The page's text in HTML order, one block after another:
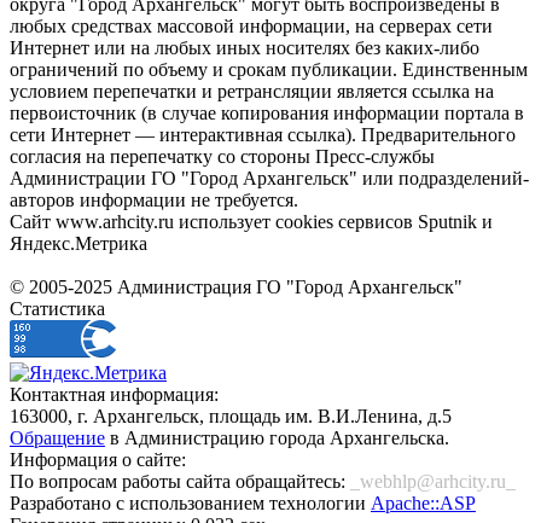
округа "Город Архангельск" могут быть воспроизведены в
любых средствах массовой информации, на серверах сети
Интернет или на любых иных носителях без каких-либо
ограничений по объему и срокам публикации. Единственным
условием перепечатки и ретрансляции является ссылка на
первоисточник (в случае копирования информации портала в
сети Интернет — интерактивная ссылка). Предварительного
согласия на перепечатку со стороны Пресс-службы
Администрации ГО "Город Архангельск" или подразделений-
авторов информации не требуется.
Сайт www.arhcity.ru использует cookies сервисов Sputnik и
Яндекс.Метрика
© 2005-2025 Администрация ГО "Город Архангельск"
Статистика
Контактная информация:
163000, г. Архангельск, площадь им. В.И.Ленина, д.5
Обращение в Администрацию города Архангельска.
Информация о сайте:
По вопросам работы сайта обращайтесь:
_webhlp@arhcity.ru_
Разработано с использованием технологии Apache::ASP